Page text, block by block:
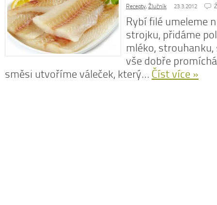
Recepty, Žlučník 23.3.2012
Rybí filé umeleme
strojku, přidáme
mléko, strouhanku,
vše dobře
směsi utvoříme váleček, který… Číst více »